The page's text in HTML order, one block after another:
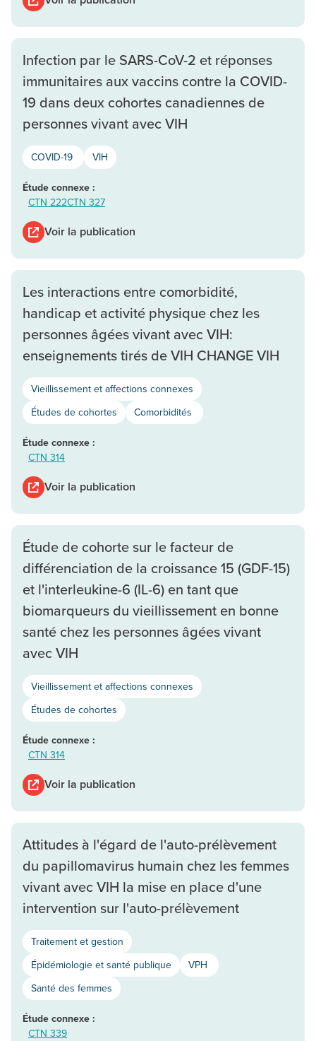
Infection par le SARS-CoV-2 et réponses
immunitaires aux vaccins contre la COVID-
19 dans deux cohortes canadiennes de
personnes vivant avec VIH
COVID-19 VIH
Étude connexe :
CTN 222CTN 327
Voir la publication
Les interactions entre comorbidité,
handicap et activité physique chez les
personnes âgées vivant avec VIH:
enseignements tirés de VIH CHANGE VIH
Vieillissement et affections connexes
Études de cohortes
Comorbidités
Étude connexe :
CTN 314
Voir la publication
Étude de cohorte sur le facteur de
différenciation de la croissance 15 (GDF-15)
et l'interleukine-6 (IL-6) en tant que
biomarqueurs du vieillissement en bonne
santé chez les personnes âgées vivant
avec VIH
Vieillissement et affections connexes
Études de cohortes
Étude connexe :
CTN 314
Voir la publication
Attitudes à l'égard de l'auto-prélèvement
du papillomavirus humain chez les femmes
vivant avec VIH la mise en place d'une
intervention sur l'auto-prélèvement
Traitement et gestion
Épidémiologie et santé publique
VPH
Santé des femmes
Étude connexe :
CTN 339